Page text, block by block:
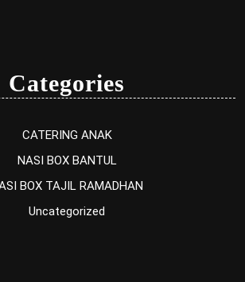
Categories
CATERING ANAK
NASI BOX BANTUL
BOX TAJIL RAMADHAN
Uncategorized